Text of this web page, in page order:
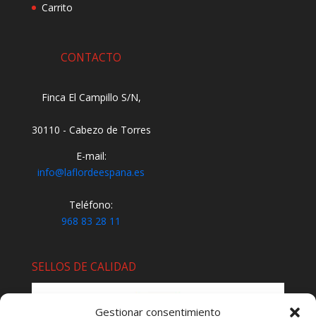
Gestionar consentimiento
Carrito
CONTACTO
Finca El Campillo S/N,
30110 - Cabezo de Torres
E-mail:
info@laflordeespana.es
Teléfono:
968 83 28 11
SELLOS DE CALIDAD